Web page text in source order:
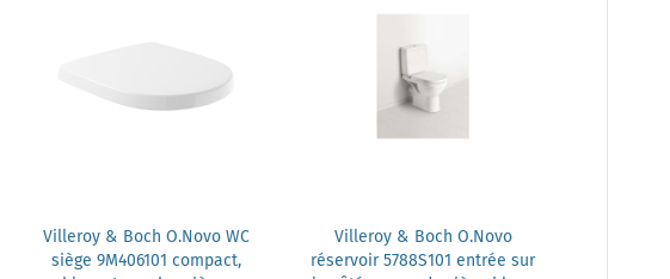
Villeroy & Boch O.Novo WC
siège 9M406101 compact,
Villeroy & Boch O.Novo
réservoir 5788S101 entrée sur